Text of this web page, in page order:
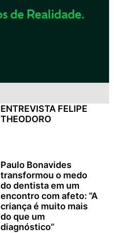
ENTREVISTA FELIPE
THEODORO
Paulo Bonavides
transformou o medo
do dentista em um
encontro com afeto: “A
criança é muito mais
do que um
diagnóstico”